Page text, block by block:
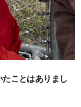
ことはありまし